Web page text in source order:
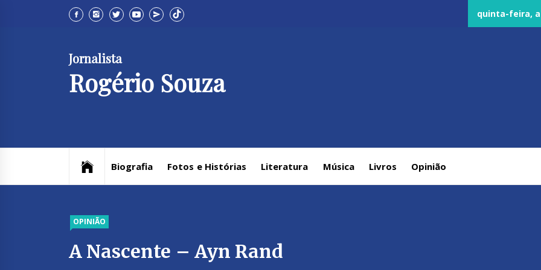
quinta-feira,
Jornalista
Rogério Souza
Biografia Fotos e Histórias Literatura Música Livros Opinião
OPINIÃO
A Nascente – Ayn Rand